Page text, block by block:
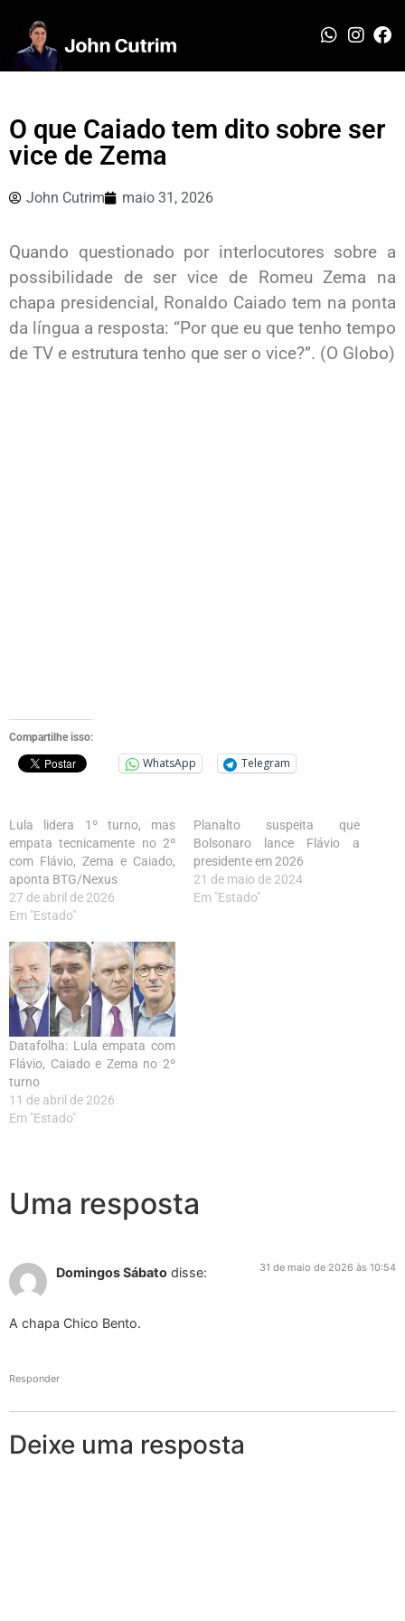
O que Caiado tem dito sobre ser
vice de Zema
John Cutrim maio 31, 2026
Quando questionado por interlocutores sobre a
possibilidade de ser vice de Romeu Zema na
chapa presidencial, Ronaldo Caiado tem na ponta
da língua a resposta: “Por que eu que tenho tempo
de TV e estrutura tenho que ser o vice?”. (O Globo)
Compartilhe isso:
WhatsApp Telegram
Lula lidera 1º turno, mas
empata tecnicamente no 2º
com Flávio, Zema e Caiado,
aponta BTG/Nexus
27 de abril de 2026
Em "Estado"
Planalto suspeita que
Bolsonaro lance Flávio a
presidente em 2026
21 de maio de 2024
Em "Estado"
Datafolha: Lula empata com
Flávio, Caiado e Zema no 2º
turno
11 de abril de 2026
Em "Estado"
Uma resposta
Domingos Sábato disse: 31 de maio de 2026 às 10:54
A chapa Chico Bento.
Responder
Deixe uma resposta